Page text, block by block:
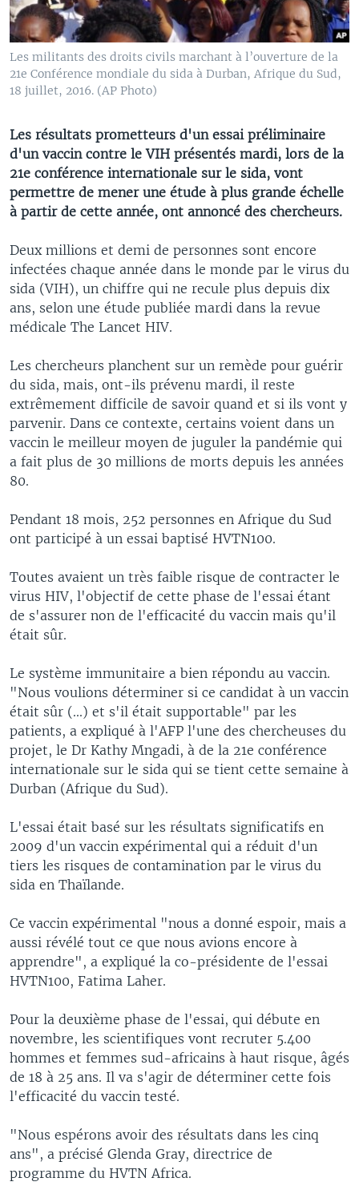
Les militants des droits civils marchant à l’ouverture de la
21e Conférence mondiale du sida à Durban, Afrique du Sud,
18 juillet, 2016. (AP Photo)
Les résultats prometteurs d'un essai préliminaire
d'un vaccin contre le VIH présentés mardi, lors de la
21e conférence internationale sur le sida, vont
permettre de mener une étude à plus grande échelle
à partir de cette année, ont annoncé des chercheurs.
Deux millions et demi de personnes sont encore
infectées chaque année dans le monde par le virus du
sida (VIH), un chiffre qui ne recule plus depuis dix
ans, selon une étude publiée mardi dans la revue
médicale The Lancet HIV.
Les chercheurs planchent sur un remède pour guérir
du sida, mais, ont-ils prévenu mardi, il reste
extrêmement difficile de savoir quand et si ils vont y
parvenir. Dans ce contexte, certains voient dans un
vaccin le meilleur moyen de juguler la pandémie qui
a fait plus de 30 millions de morts depuis les années
80.
Pendant 18 mois, 252 personnes en Afrique du Sud
ont participé à un essai baptisé HVTN100.
Toutes avaient un très faible risque de contracter le
virus HIV, l'objectif de cette phase de l'essai étant
de s'assurer non de l'efficacité du vaccin mais qu'il
était sûr.
Le système immunitaire a bien répondu au vaccin.
"Nous voulions déterminer si ce candidat à un vaccin
était sûr (...) et s'il était supportable" par les
patients, a expliqué à l'AFP l'une des chercheuses du
projet, le Dr Kathy Mngadi, à de la 21e conférence
internationale sur le sida qui se tient cette semaine à
Durban (Afrique du Sud).
L'essai était basé sur les résultats significatifs en
2009 d'un vaccin expérimental qui a réduit d'un
tiers les risques de contamination par le virus du
sida en Thaïlande.
Ce vaccin expérimental "nous a donné espoir, mais a
aussi révélé tout ce que nous avions encore à
apprendre", a expliqué la co-présidente de l'essai
HVTN100, Fatima Laher.
Pour la deuxième phase de l'essai, qui débute en
novembre, les scientifiques vont recruter 5.400
hommes et femmes sud-africains à haut risque, âgés
de 18 à 25 ans. Il va s'agir de déterminer cette fois
l'efficacité du vaccin testé.
"Nous espérons avoir des résultats dans les cinq
ans", a précisé Glenda Gray, directrice de
programme du HVTN Africa.